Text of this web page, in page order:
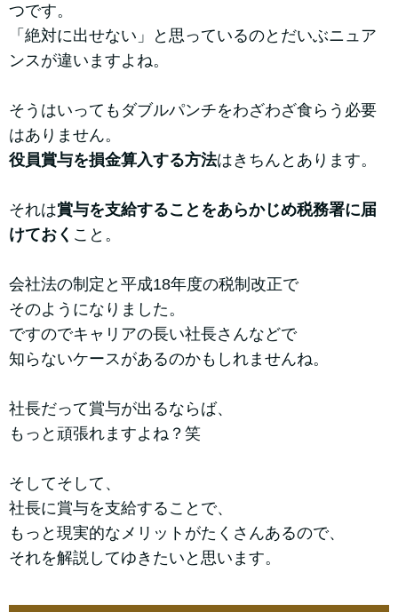
つです。
「絶対に出せない」と思っているのとだいぶニュア
ンスが違いますよね。
そうはいってもダブルパンチをわざわざ食らう必要
はありません。
役員賞与を損金算入する方法はきちんとあります。
それは賞与を支給することをあらかじめ税務署に届
けておく こと。
会社法の制定と平成18年度の税制改正で
そのようになりました。
ですのでキャリアの長い社長さんなどで
知らないケースがあるのかもしれませんね。
社長だって賞与が出るならば、
もっと頑張れますよね？笑
そしてそして、
社長に賞与を支給することで、
もっと現実的なメリットがたくさんあるので、
それを解説してゆきたいと思います。